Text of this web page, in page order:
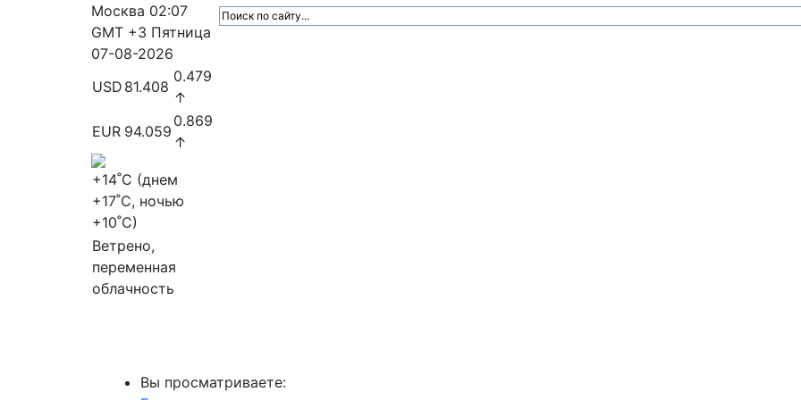
Москва 02:07
GMT +3 Пятница
07-08-2026
USD 81.408
0.479
↑
EUR 94.059
0.869
↑
+14˚C (днем
+17˚C, ночью
+10˚C)
Ветрено,
переменная
облачность
Вы просматриваете: